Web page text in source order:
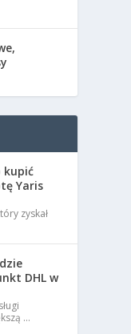
kupić
Yaris
zyskał
DHL w
…